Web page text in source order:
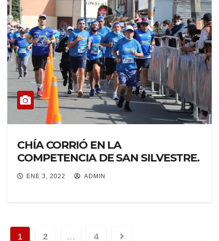
CHÍA CORRIÓ EN LA
COMPETENCIA DE SAN SILVESTRE.
ENE 3, 2022 ADMIN
1 2 … 4